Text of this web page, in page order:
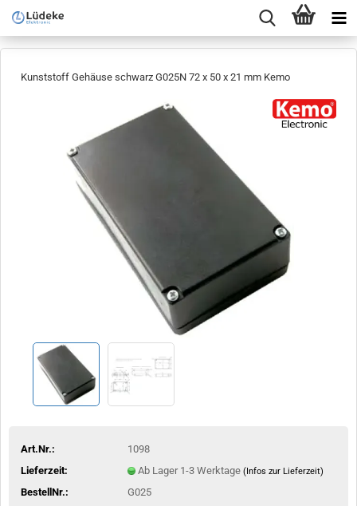
Kunststoff Gehäuse schwarz G025N 72 x 50 x 21 mm Kemo
Art.Nr.:
1098
Lieferzeit:
Ab Lager 1-3 Werktage (Infos zur Lieferzeit)
BestellNr.:
G025